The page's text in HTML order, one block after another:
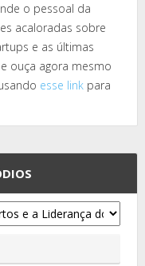
o pessoal da
acaloradas sobre
e as últimas
e ouça agora mesmo
esse link para